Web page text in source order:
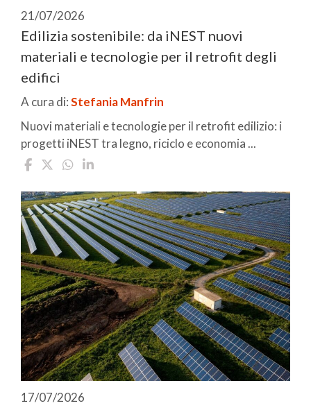
21/07/2026
Edilizia sostenibile: da iNEST nuovi
materiali e tecnologie per il retrofit degli
edifici
A cura di:Stefania Manfrin
Nuovi materiali e tecnologie per il retrofit edilizio: i
progetti iNEST tra legno, riciclo e economia ...
17/07/2026